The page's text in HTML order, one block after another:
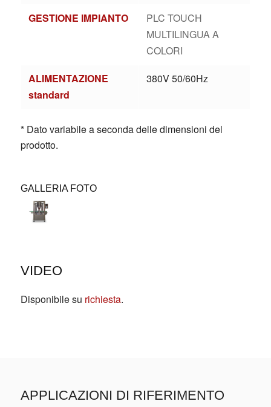
GESTIONE IMPIANTO
PLC TOUCH
MULTILINGUA A
COLORI
ALIMENTAZIONE
standard
380V 50/60Hz
* Dato variabile a seconda delle dimensioni del
prodotto.
GALLERIA FOTO
VIDEO
Disponibile su richiesta.
APPLICAZIONI DI RIFERIMENTO